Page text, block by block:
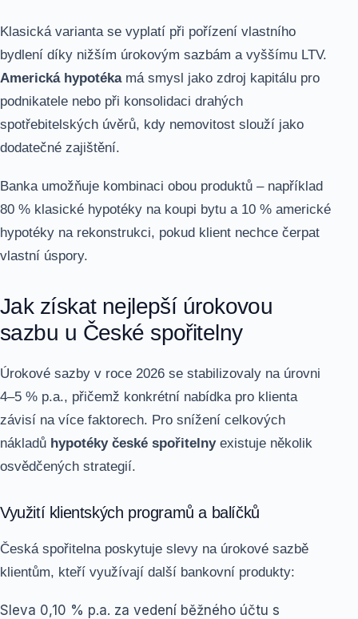
Klasická varianta se vyplatí při pořízení vlastního
bydlení díky nižším úrokovým sazbám a vyššímu LTV.
Americká hypotékamá smysl jako zdroj kapitálu pro
podnikatele nebo při konsolidaci drahých
spotřebitelských úvěrů, kdy nemovitost slouží jako
dodatečné zajištění.
Banka umožňuje kombinaci obou produktů – například
80 % klasické hypotéky na koupi bytu a 10 % americké
hypotéky na rekonstrukci, pokud klient nechce čerpat
vlastní úspory.
Jak získat nejlepší úrokovou
sazbu u České spořitelny
Úrokové sazby v roce 2026 se stabilizovaly na úrovni
4–5 % p.a., přičemž konkrétní nabídka pro klienta
závisí na více faktorech. Pro snížení celkových
nákladů hypotéky české spořitelnyexistuje několik
osvědčených strategií.
Využití klientských programů a balíčků
Česká spořitelna poskytuje slevy na úrokové sazbě
klientům, kteří využívají další bankovní produkty:
Sleva 0,10 % p.a. za vedení běžného účtu s